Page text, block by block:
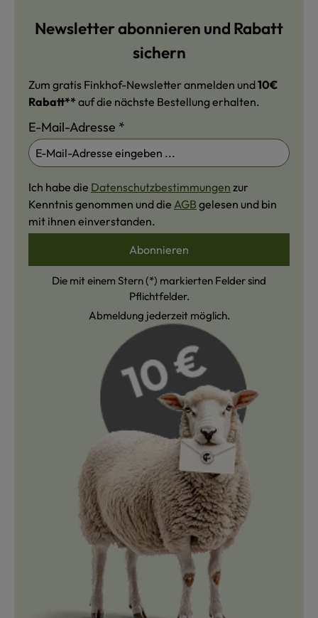
Newsletter abonnieren und Rabatt
sichern
Zum gratis Finkhof-Newsletter anmelden und10€
Rabatt** auf die nächste Bestellung erhalten.
E-Mail-Adresse *
Ich habe die Datenschutzbestimmungen zur
Kenntnis genommen und die AGB gelesen und bin
mit ihnen einverstanden.
Abonnieren
Die mit einem Stern (*) markierten Felder sind
Pflichtfelder.
Abmeldung jederzeit möglich.